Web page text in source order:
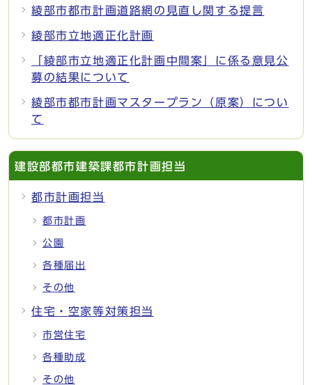
綾部市都市計画道路網の見直し関する提言
綾部市立地適正化計画
「綾部市立地適正化計画中間案」に係る意見公
募の結果について
綾部市都市計画マスタープラン（原案）につい
て
建設部都市建築課都市計画担当
都市計画担当
都市計画
公園
各種届出
その他
住宅・空家等対策担当
市営住宅
各種助成
その他